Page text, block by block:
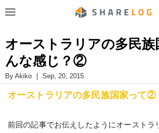
オーストラリアの多民
んな感じ？②
By Akiko Sep, 20, 2015
オーストラリアの多民族国家って②
前回の記事でお伝えしたようにオーストラ